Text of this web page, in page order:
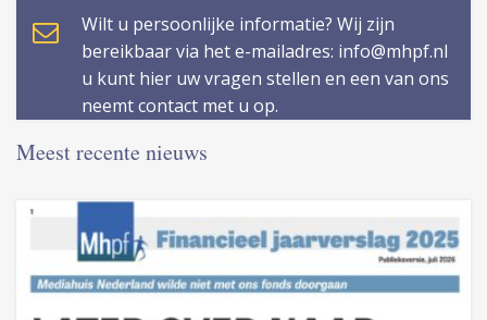
Wilt u persoonlijke informatie? Wij zijn
bereikbaar via het e-mailadres: info@mhpf.nl
u kunt hier uw vragen stellen en een van ons
neemt contact met u op.
Meest recente nieuws